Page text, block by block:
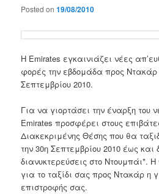
Posted on19/08/2010
Η Emirates εγκαινιάζει νέες
φορές την εβδομάδα προς Ντακάρ
Σεπτεμβρίου 2010.
Για να γιορτάσει την έναρξη του
Emirates προσφέρει στους
Διακεκριμένης Θέσης που θα
την 30η Σεπτεμβρίου 2010 έως
διανυκτερεύσεις στο Ντουμπάι*.
για το ταξίδι σας προς Ντακάρ η
επιστροφής σας.